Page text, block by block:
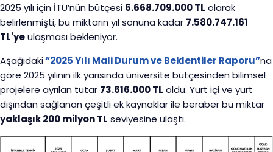
2025 yılı için İTÜ’nün bütçesi 6.668.709.000 TL olarak
belirlenmişti, bu miktarın yıl sonuna kadar 7.580.747.161
TL'yeulaşması bekleniyor.
Aşağıdaki“2025 Yılı Mali Durum ve Beklentiler Raporu”na
göre 2025 yılının ilk yarısında üniversite bütçesinden bilimsel
projelere ayrılan tutar 73.616.000 TL oldu. Yurt içi ve yurt
dışından sağlanan çeşitli ek kaynaklar ile beraber bu miktar
yaklaşık 200 milyon TL seviyesine ulaştı.